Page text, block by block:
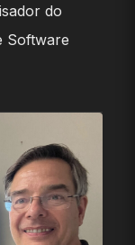
do
Software